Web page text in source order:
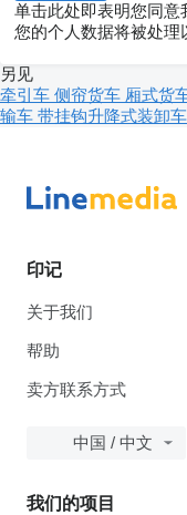
单击此处即表明您同意
您的个人数据将被处理
另见
牵引车 侧帘货车 厢式货
输车 带挂钩升降式装卸车
印记
关于我们
帮助
卖方联系方式
中国 / 中文
我们的项目